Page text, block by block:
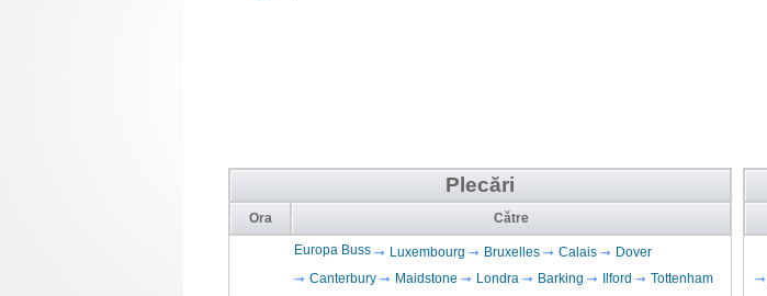
Plecări
Ora Către
Europa Buss Luxembourg Bruxelles Calais
Dover
Canterbury
Maidstone Londra Barking Ilford
Tottenham